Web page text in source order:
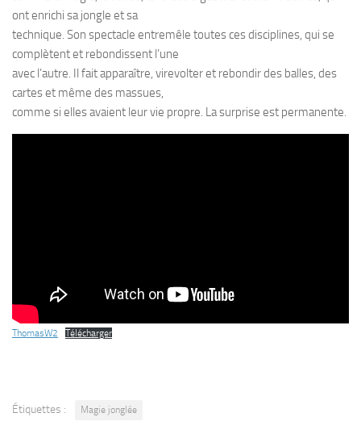
ont enrichi sa jongle et sa
technique. Son spectacle entremêle toutes ces disciplines, qui se
complètent et rebondissent l’une
avec l’autre. Il fait apparaître, virevolter et rebondir des balles, des
cartes et même des massues,
comme si elles avaient leur vie propre. La surprise est permanente.
ThomasW2 Télécharger
Étiquettes : Magie jonglée